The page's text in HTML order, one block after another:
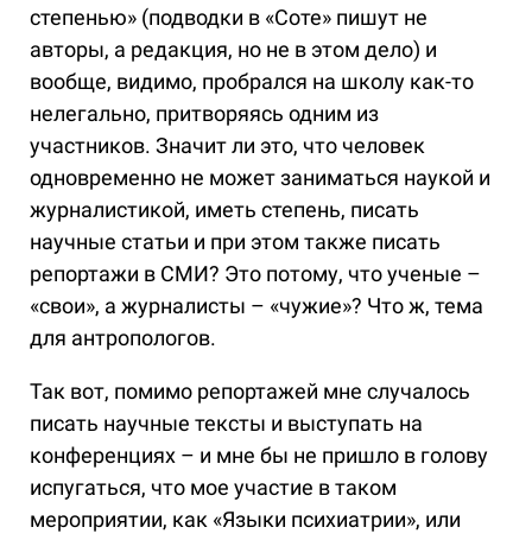
степенью» (подводки в «Соте» пишут не
авторы, а редакция, но не в этом дело) и
вообще, видимо, пробрался на школу как-то
нелегально, притворяясь одним из
участников. Значит ли это, что человек
одновременно не может заниматься наукой и
журналистикой, иметь степень, писать
научные статьи и при этом также писать
репортажи в СМИ? Это потому, что ученые –
«свои», а журналисты – «чужие»? Что ж, тема
для антропологов.
Так вот, помимо репортажей мне случалось
писать научные тексты и выступать на
конференциях – и мне бы не пришло в голову
испугаться, что мое участие в таком
мероприятии, как «Языки психиатрии», или